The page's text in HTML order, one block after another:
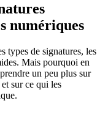
numériques
types de signatures, les
Mais pourquoi en
un peu plus sur
sur ce qui les